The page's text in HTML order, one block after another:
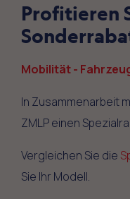
Profitieren
Mobilität -
In Zusammenarbeit
ZMLP einen
Vergleichen Sie die
Sie Ihr Modell.